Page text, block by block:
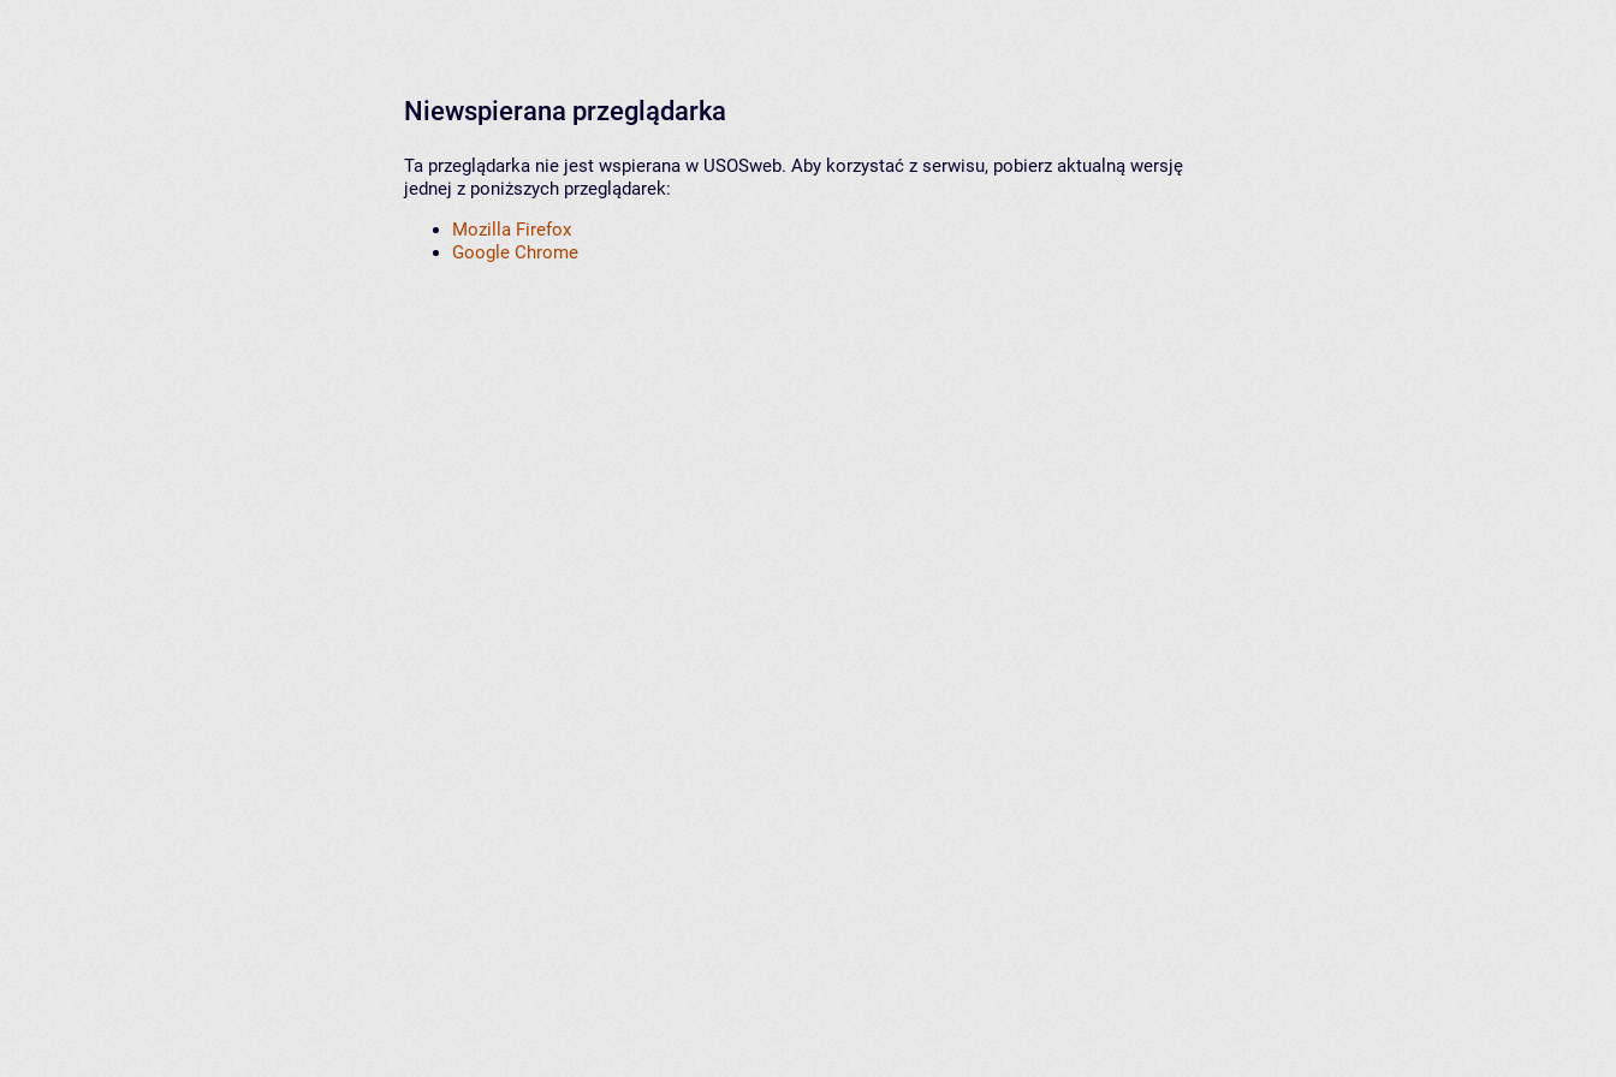
Niewspierana przeglądarka
Ta przeglądarka nie jest wspierana w USOSweb. Aby korzystać z serwisu, pobierz aktualną wersję
jednej z poniższych przeglądarek:
Mozilla Firefox
Google Chrome